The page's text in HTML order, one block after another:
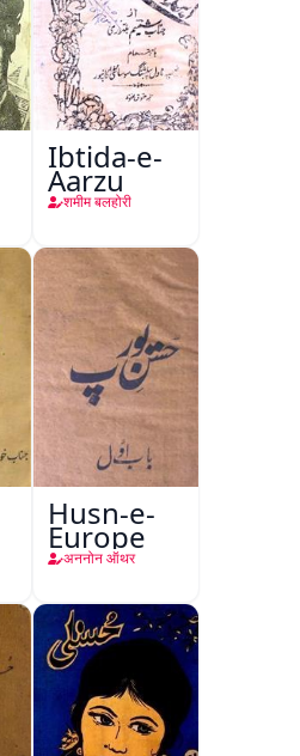
Ibtida-e-
Aarzu
शमीम बलहोरी
Husn-e-
Europe
अननोन ऑथर